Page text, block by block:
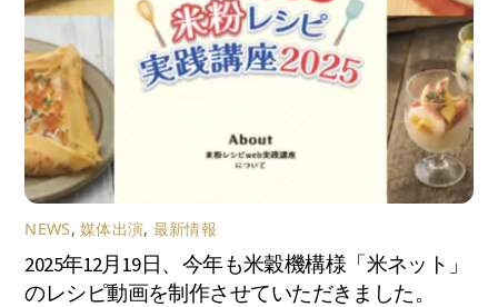
NEWS,媒体出演, 最新情報
2025年12月19日、今年も米穀機構様「米ネット」
のレシピ動画を制作させていただきました。